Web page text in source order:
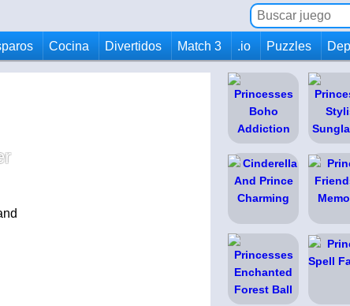
Cocina Divertidos Match 3 .io Puzzles